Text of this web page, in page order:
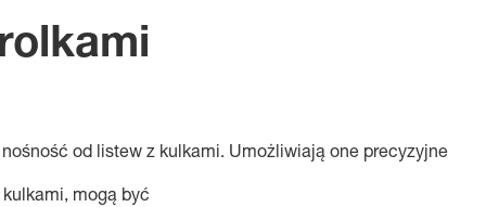
od listew z kulkami. Umożliwiają one precyzyjne
mogą być